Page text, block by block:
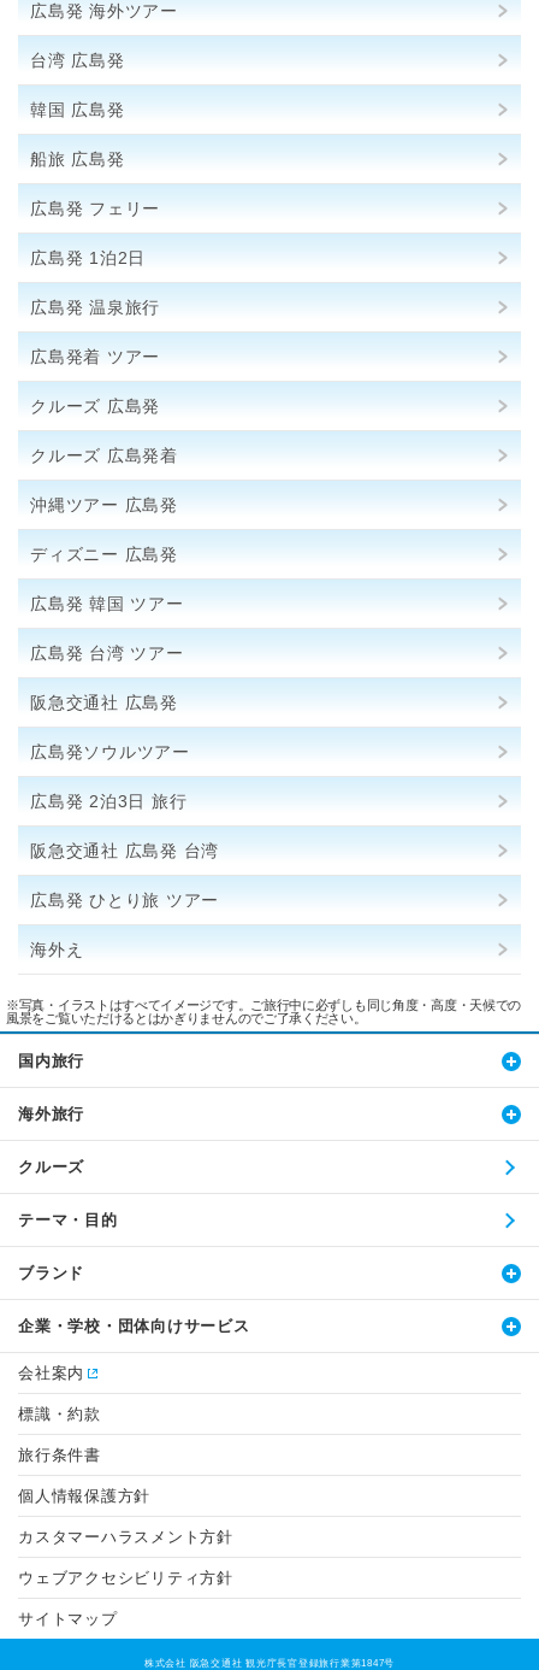
広島発 海外ツアー
台湾 広島発
韓国 広島発
船旅 広島発
広島発 フェリー
広島発 1泊2日
広島発 温泉旅行
広島発着 ツアー
クルーズ 広島発
クルーズ 広島発着
沖縄ツアー 広島発
ディズニー 広島発
広島発 韓国 ツアー
広島発 台湾 ツアー
阪急交通社 広島発
広島発ソウルツアー
広島発 2泊3日 旅行
阪急交通社 広島発 台湾
広島発 ひとり旅 ツアー
海外え
※写真・イラストはすべてイメージです。ご旅行中に必ずしも同じ角度・高度・天候での
風景をご覧いただけるとはかぎりませんのでご了承ください。
国内旅行
海外旅行
クルーズ
テーマ・目的
ブランド
企業・学校・団体向けサービス
会社案内
標識・約款
旅行条件書
個人情報保護方針
カスタマーハラスメント方針
ウェブアクセシビリティ方針
サイトマップ
株式会社 阪急交通社 観光庁長官登録旅行業第1847号